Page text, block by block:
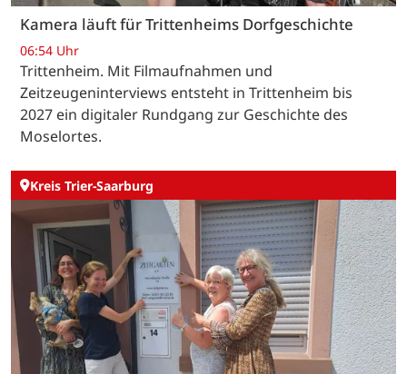
Kamera läuft für Trittenheims Dorfgeschichte
06:54 Uhr
Trittenheim. Mit Filmaufnahmen und
Zeitzeugeninterviews entsteht in Trittenheim bis
2027 ein digitaler Rundgang zur Geschichte des
Moselortes.
Kreis Trier-Saarburg